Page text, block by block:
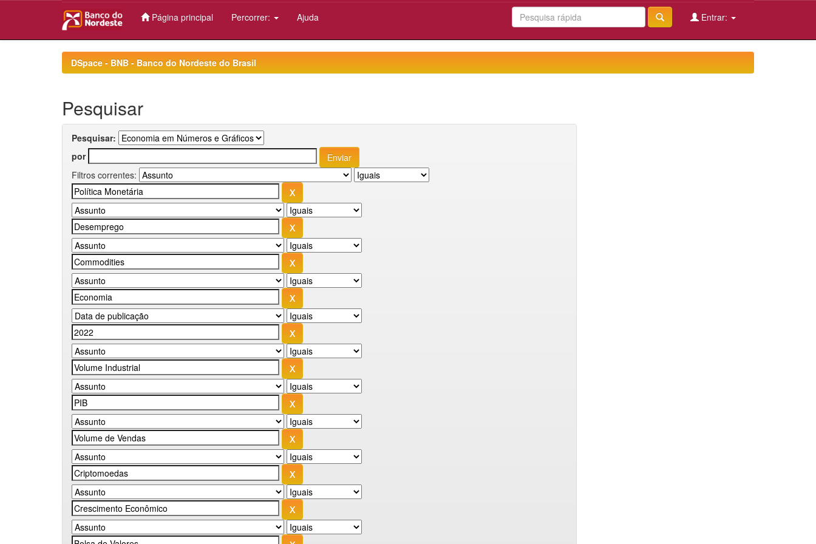
Página principal Percorrer: Ajuda Entrar:
DSpace - BNB - Banco do Nordeste do Brasil
Pesquisar
Pesquisar:
por
Filtros correntes: